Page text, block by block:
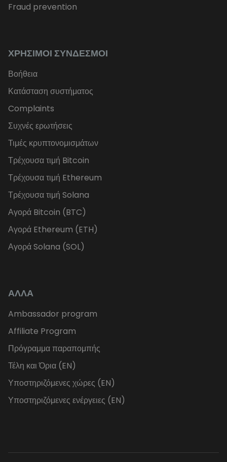
Fraud prevention
ΧΡΉΣΙΜΟΙ ΣΎΝΔΕΣΜΟΙ
Βοήθεια
Κατάσταση συστήματος
Complaints
Συχνές ερωτήσεις
Τιμές κρυπτονομισμάτων
Τρέχουσα τιμή Bitcoin
Τρέχουσα τιμή Ethereum
Τρέχουσα τιμή Solana
Αγορά Bitcoin (BTC)
Αγορά Ethereum (ETH)
Αγορά Solana (SOL)
ΑΛΛΑ
Ambassador program
Affiliate Program
Πρόγραμμα παραπομπής
Τέλη και Όρια (EN)
Υποστηριζόμενες χώρες (EN)
Υποστηριζόμενες ενέργειες (EN)